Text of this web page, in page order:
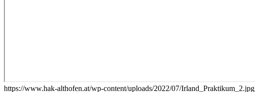
https://www.hak-althofen.at/wp-content/uploads/2022/07/Irland_Praktikum_2.jpg